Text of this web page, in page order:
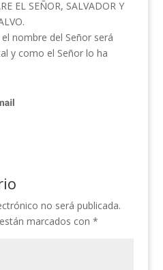
EL SEÑOR, SALVADOR Y
nombre del Señor será
y como el Señor lo ha
no será publicada.
marcados con *